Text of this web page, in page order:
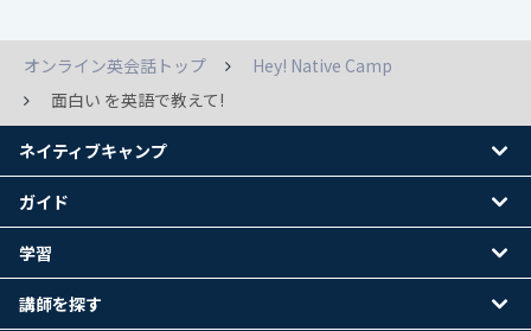
オンライン英会話トップ
Hey! Native Camp
面白い を英語で教えて!
ネイティブキャンプ
ガイド
学習
講師を探す